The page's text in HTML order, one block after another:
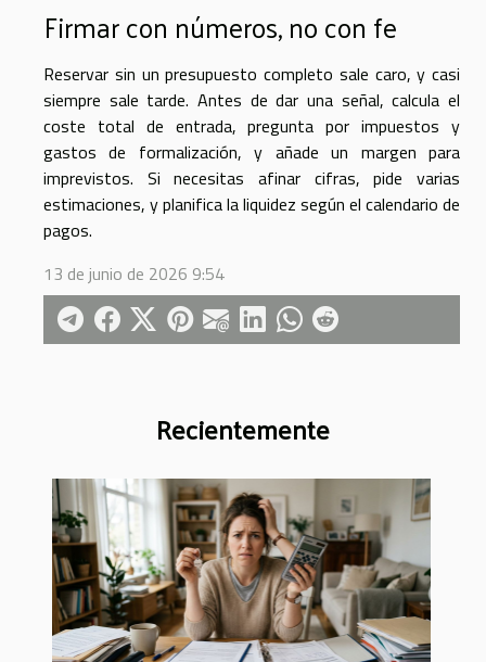
Recientemente
Firmar con números, no con fe
Reservar sin un presupuesto completo sale caro, y casi
siempre sale tarde. Antes de dar una señal, calcula el
coste total de entrada, pregunta por impuestos y
gastos de formalización, y añade un margen para
imprevistos. Si necesitas afinar cifras, pide varias
estimaciones, y planifica la liquidez según el calendario de
pagos.
13 de junio de 2026 9:54